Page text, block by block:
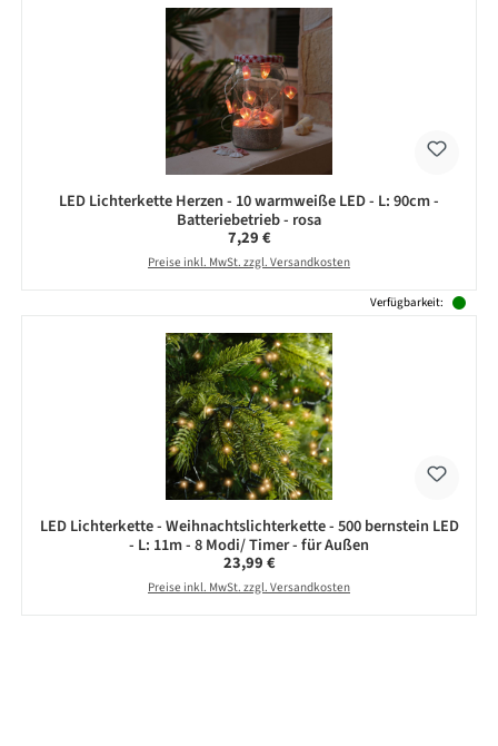
LED Lichterkette Herzen - 10 warmweiße LED - L: 90cm -
Batteriebetrieb - rosa
Regulärer Preis:
7,29 €
Preise inkl. MwSt. zzgl. Versandkosten
Verfügbarkeit:
LED Lichterkette - Weihnachtslichterkette - 500 bernstein LED
- L: 11m - 8 Modi/ Timer - für Außen
Regulärer Preis:
23,99 €
Preise inkl. MwSt. zzgl. Versandkosten